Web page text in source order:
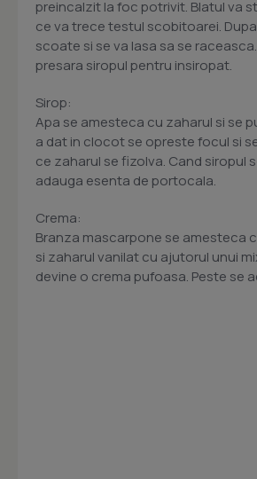
preincalzit la foc potrivit. Blatul va
ce va trece testul scobitoarei.
scoate si se va lasa sa se
presara siropul pentru insiropat.
Sirop:
Apa se amesteca cu zaharul si se
a dat in clocot se opreste focul si
ce zaharul se fizolva. Cand siropul
adauga esenta de portocala.
Crema:
Branza mascarpone se amesteca
si zaharul vanilat cu ajutorul unui
devine o crema pufoasa. Peste se